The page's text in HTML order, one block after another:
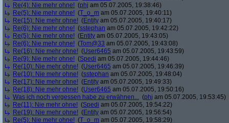
Re(4): Nie mehr ohne! (phj am 05.07.2005, 19:38:46)
Re(5): Nie mehr ohne! (T_o_m am 05.07.2005, 19:40:11)
Re(15): Nie mehr ohne! (Entity am 05.07.2005, 19:40:17)
Re(6): Nie mehr ohne! (sstephan am 05.07.2005, 19:42:22)
Re(5): Nie mehr ohne! (Entity am 05.07.2005, 19:43:05)
Re(6): Nie mehr ohne! (Tom@33 am 05.07.2005, 19:43:08)
Re(16): Nie mehr ohne! (User6465 am 05.07.2005, 19:43:59)
Re(9): Nie mehr ohne! (Spedi am 05.07.2005, 19:44:46)
Re(10): Nie mehr ohne! (User6465 am 05.07.2005, 19:46:39)
Re(10): Nie mehr ohne! (sstephan am 05.07.2005, 19:48:04)
Re(17): Nie mehr ohne! (Entity am 05.07.2005, 19:49:33)
Re(18): Nie mehr ohne! (User6465 am 05.07.2005, 19:50:16)
Was ich noch vergessen habe zu erwähnen... (phj am 05.07.2005, 19:53:45)
Re(11): Nie mehr ohne! (Spedi am 05.07.2005, 19:54:22)
Re(19): Nie mehr ohne! (Entity am 05.07.2005, 19:56:54)
Re(5): Nie mehr ohne! (T_o_m am 05.07.2005, 19:58:29)